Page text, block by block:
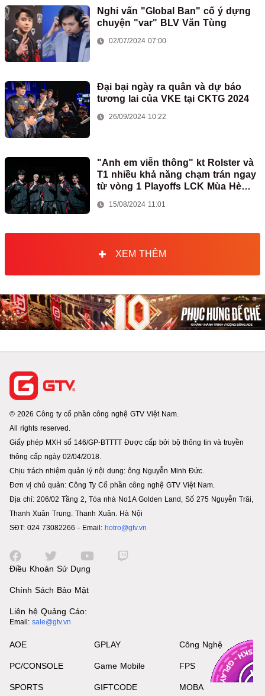
Nghi vấn "Global Ban" cố ý dựng
chuyện "var" BLV Văn Tùng
02/07/2024 07:00
Đại bại ngày ra quân và dự báo
tương lai của VKE tại CKTG 2024
26/09/2024 10:22
"Anh em viễn thông" kt Rolster và
T1 nhiều khả năng chạm trán ngay
từ vòng 1 Playoffs LCK Mùa Hè
15/08/2024 11:01
XEM THÊM
© 2026 Công ty cổ phần công nghệ GTV Việt Nam.
All rights reserved.
Giấy phép MXH số 146/GP-BTTTT Được cấp bởi bộ thông tin và truyền
thông cấp ngày 02/04/2018.
Chịu trách nhiệm quản lý nội dung: ông Nguyễn Minh Đức.
Đơn vị chủ quản: Công Ty Cổ phần công nghệ GTV Việt Nam.
Địa chỉ: 206/02 Tầng 2, Tòa nhà No1A Golden Land, Số 275 Nguyễn Trãi,
Thanh Xuân Trung. Thanh Xuân. Hà Nội
SĐT: 024 73082266 - Email: hotro@gtv.vn
Điều Khoản Sử Dụng
Chính Sách Bảo Mật
Liên hệ Quảng Cáo:
Email: sale@gtv.vn
AOE
PC/CONSOLE
SPORTS
GPLAY
Game Mobile
GIFTCODE
Công Nghệ
FPS
MOBA